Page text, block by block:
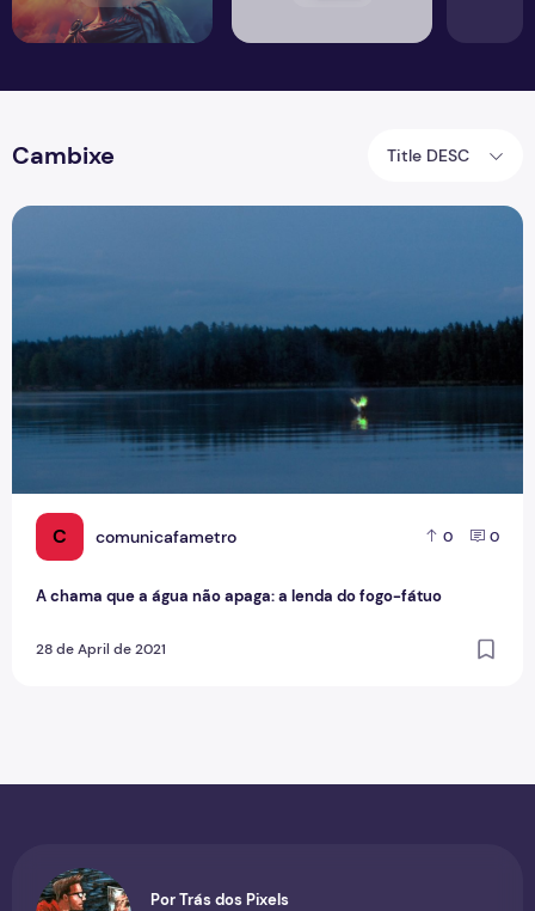
Cambixe Title DESC
C comunicafametro 0 0
A chama que a água não apaga: a lenda do fogo-fátuo
28 de April de 2021
A chama que a água não apaga: a lenda do fogo-fátuo
Por Trás dos Pixels